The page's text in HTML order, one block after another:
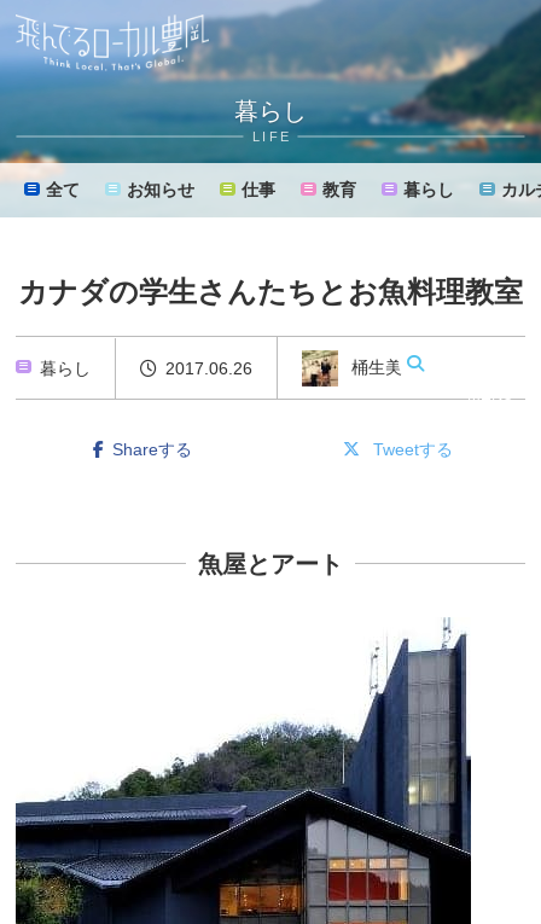
暮らし
LIFE
全て お知らせ 仕事 教育 暮らし カル
カナダの学生さんたちとお魚料理教室
暮らし 2017.06.26 桶生美樹
Shareする Tweetする
魚屋とアート